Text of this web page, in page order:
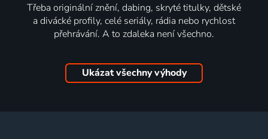
Třeba originální znění, dabing, skryté titulky, dětské
a divácké profily, celé seriály, rádia nebo rychlost
přehrávání. A to zdaleka není všechno.
Ukázat všechny výhody